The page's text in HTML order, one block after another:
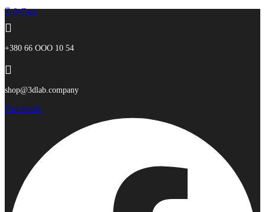
0Cart
+380 66 ООО 10 54
shop@3dlab.company
Facebook